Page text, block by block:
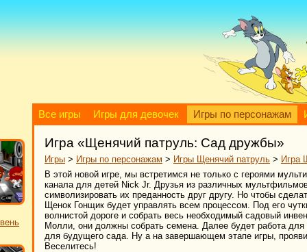
Все игры Игры для девочек Игры по персонажам
Игра «Щенячий патруль: Сад дружбы»
Игры > Игры по персонажам > Игры Щенячий патруль > Игра
В этой новой игре, мы встретимся не только с героями
канала для детей Nick Jr. Друзья из различных
символизировать их преданность друг другу. Но чтобы
Щенок Гонщик будет управлять всем процессом. Под его
волнистой дороге и собрать весь необходимый садовый
Молли, они должны собрать семена. Далее будет работа
для будущего сада. Ну а на завершающем этапе игры,
Веселитесь!